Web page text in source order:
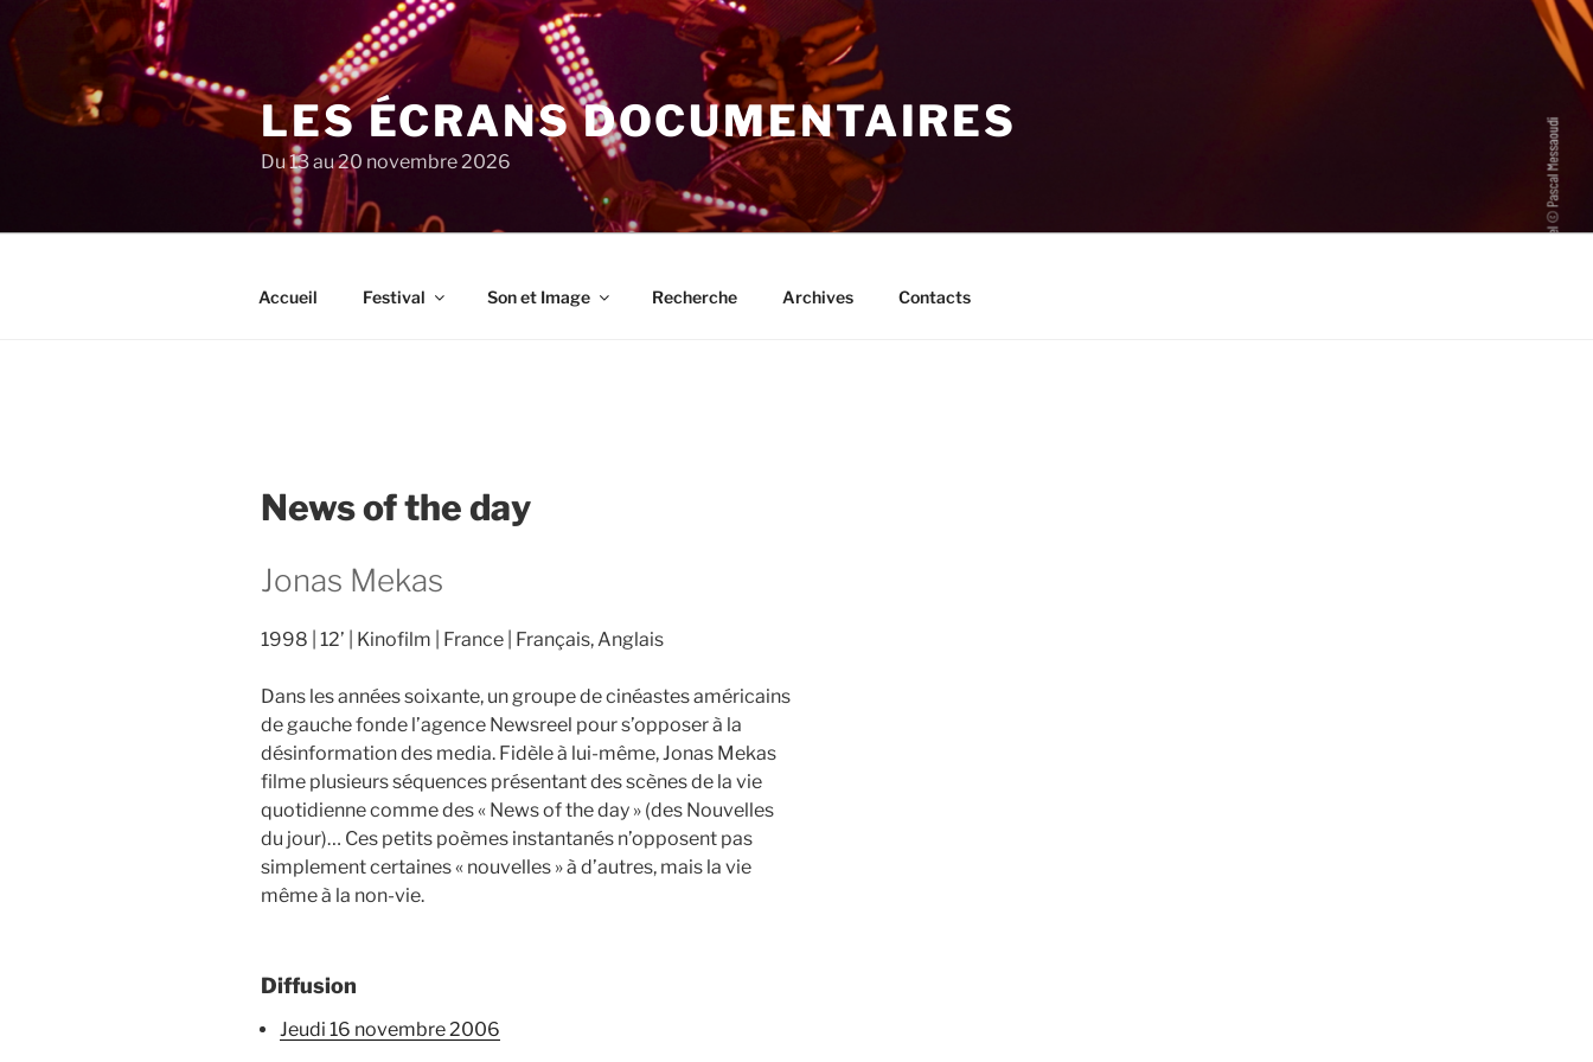
au
contenu
principal
LES ÉCRANS DOCUMENTAIRES
Du 13 au 20 novembre 2026
Accueil Festival Son et Image Recherche Archives Contacts
News of the day
Jonas Mekas
1998 12’ Kinofilm France Français, Anglais
Dans les années soixante, un groupe de cinéastes américains
de gauche fonde l’agence Newsreel pour s’opposer à la
désinformation des media. Fidèle à lui-même, Jonas Mekas
filme plusieurs séquences présentant des scènes de la vie
quotidienne comme des « News of the day » (des Nouvelles
du jour)… Ces petits poèmes instantanés n’opposent pas
simplement certaines « nouvelles » à d’autres, mais la vie
même à la non-vie.
Diffusion
jeudi 16 novembre 2006